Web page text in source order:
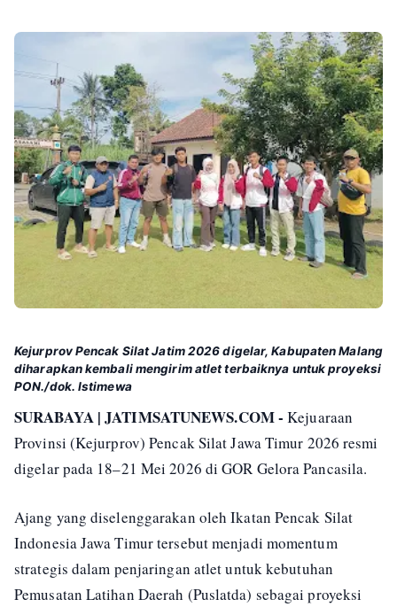
Kejurprov Pencak Silat Jatim 2026 digelar, Kabupaten Malang
diharapkan kembali mengirim atlet terbaiknya untuk proyeksi
PON./dok. Istimewa
SURABAYA | JATIMSATUNEWS.COM - Kejuaraan
Provinsi (Kejurprov) Pencak Silat Jawa Timur 2026 resmi
digelar pada 18–21 Mei 2026 di GOR Gelora Pancasila.
Ajang yang diselenggarakan oleh Ikatan Pencak Silat
Indonesia Jawa Timur tersebut menjadi momentum
strategis dalam penjaringan atlet untuk kebutuhan
Pemusatan Latihan Daerah (Puslatda) sebagai proyeksi